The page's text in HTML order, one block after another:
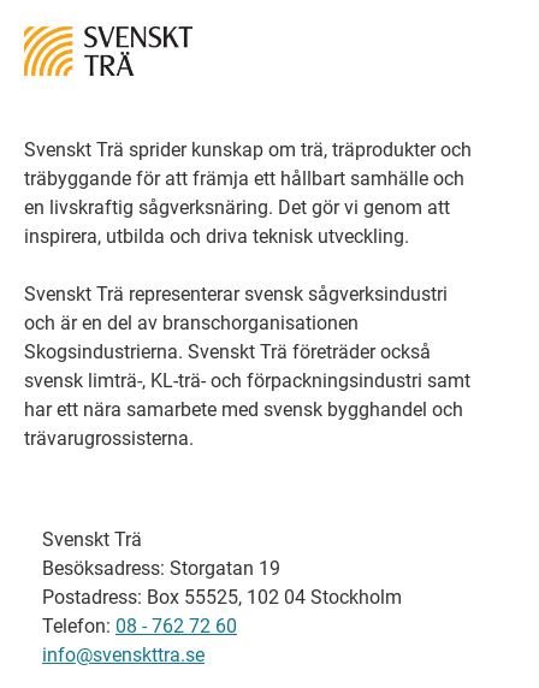
Svenskt Trä sprider kunskap om trä, träprodukter och
träbyggande för att främja ett hållbart samhälle och
en livskraftig sågverksnäring. Det gör vi genom att
inspirera, utbilda och driva teknisk utveckling.
Svenskt Trä representerar svensk sågverksindustri
och är en del av branschorganisationen
Skogsindustrierna. Svenskt Trä företräder också
svensk limträ-, KL-trä- och förpackningsindustri samt
har ett nära samarbete med svensk bygghandel och
trävarugrossisterna.
Svenskt Trä
Besöksadress: Storgatan 19
Postadress: Box 55525, 102 04 Stockholm
Telefon: 08 - 762 72 60
info@svenskttra.se